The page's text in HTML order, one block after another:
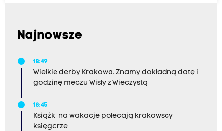
Najnowsze
18:49
Wielkie derby Krakowa. Znamy dokładną datę i
godzinę meczu Wisły z Wieczystą
18:45
Książki na wakacje polecają krakowscy
księgarze